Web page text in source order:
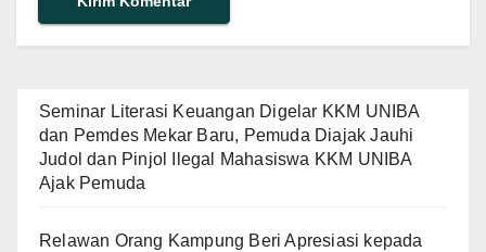
Seminar Literasi Keuangan Digelar KKM UNIBA
dan Pemdes Mekar Baru, Pemuda Diajak Jauhi
Judol dan Pinjol Ilegal Mahasiswa KKM UNIBA
Ajak Pemuda
Relawan Orang Kampung Beri Apresiasi kepada